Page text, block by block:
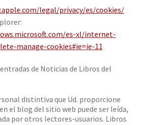
legal/privacy/es/cookies/
es-xl/internet-
manage-cookies#ie=ie-11
de Noticias de Libros del
distintiva que Ud. proporcione
el blog del sitio web puede ser leída,
por otros lectores-usuarios. Libros